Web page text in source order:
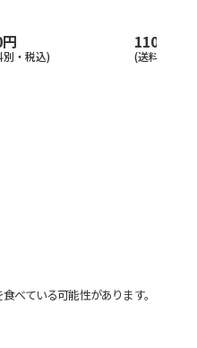
別・税込)
110円
(送料別・税
べている可能性があります。